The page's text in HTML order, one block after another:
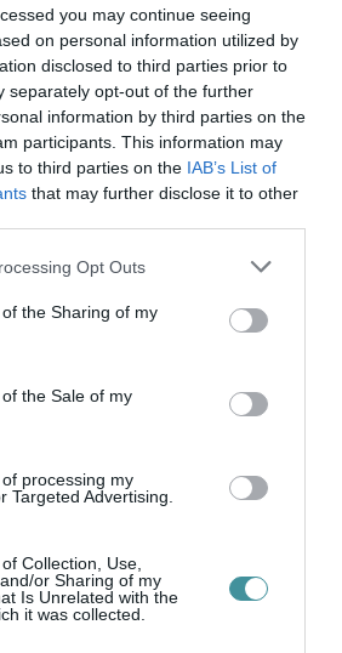
you may continue seeing
on personal information utilized by
disclosed to third parties prior to
separately opt-out of the further
information by third parties on the
participants. This information may
to third parties on the IAB’s List of
that may further disclose it to other
app uses one or more Google
or usage behaviour. You may click to
to Google and its third-party tags to
specified purposes in below Google
Opt Outs
the Sharing of my
the Sale of my
processing my
Targeted Advertising.
Collection, Use,
or Sharing of my
Is Unrelated with the
it was collected.
augusztus 07 Eger ügye
VÉDETT HALAKAT MENTETT...
augusztus 07|Környék ügye